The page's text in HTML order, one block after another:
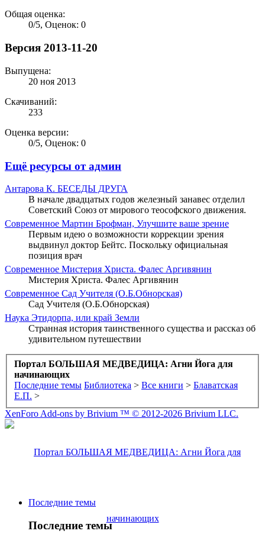
Общая оценка:
0/5, Оценок: 0
Версия 2013-11-20
Выпущена:
20 ноя 2013
Скачиваний:
233
Оценка версии:
0/5, Оценок: 0
Ещё ресурсы от админ
Антарова К. БЕСЕДЫ ДРУГА
В начале двадцатых годов железный занавес отделил
Советский Союз от мирового теософского движения.
Современное Мартин Брофман, Улучшите ваше зрение
Первым идею о возможности коррекции зрения
выдвинул доктор Бейтс. Поскольку официальная
позиция врач
Современное Мистерия Христа. Фалес Аргивянин
Мистерия Христа. Фалес Аргивянин
Современное Сад Учителя (О.Б.Обнорская)
Сад Учителя (О.Б.Обнорская)
Наука Этидорпа, или край Земли
Странная история таинственного существа и рассказ об
удивительном путешествии
Портал БОЛЬШАЯ МЕДВЕДИЦА: Агни Йога для
начинающих
Последние темы Библиотека > Все книги > Блаватская
Е.П. >
XenForo Add-ons by Brivium ™ © 2012-2026 Brivium LLC.
Последние темы
Последние темы